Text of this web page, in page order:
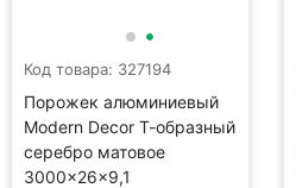
Код товара: 327194
Порожек алюминиевый
Modern Decor Т-образный
серебро матовое
3000×26×9,1